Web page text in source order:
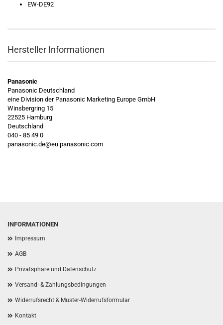
EW-DE92
Hersteller Informationen
Panasonic
Panasonic Deutschland
eine Division der Panasonic Marketing Europe GmbH
Winsbergring 15
22525 Hamburg
Deutschland
040 - 85 49 0
panasonic.de@eu.panasonic.com
INFORMATIONEN
Impressum
AGB
Privatsphäre und Datenschutz
Versand- & Zahlungsbedingungen
Widerrufsrecht & Muster-Widerrufsformular
Kontakt